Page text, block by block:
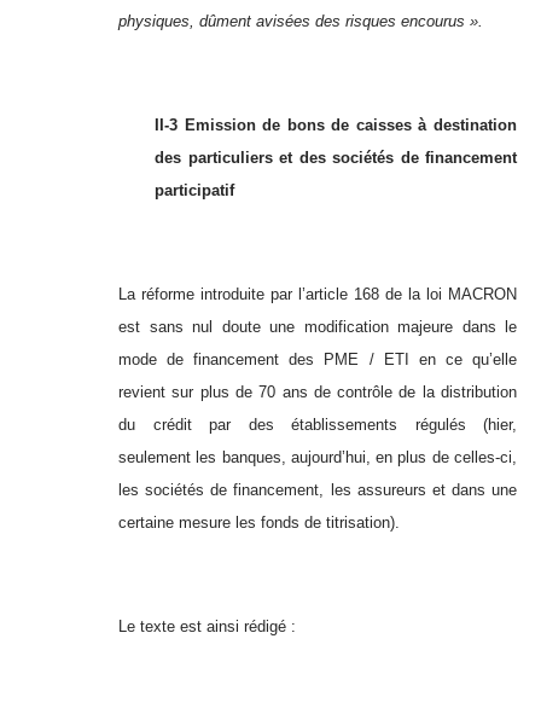
physiques, dûment avisées des risques encourus ».
II-3 Emission de bons de caisses à destination
des particuliers et des sociétés de financement
participatif
La réforme introduite par l’article 168 de la loi MACRON
est sans nul doute une modification majeure dans le
mode de financement des PME / ETI en ce qu’elle
revient sur plus de 70 ans de contrôle de la distribution
du crédit par des établissements régulés (hier,
seulement les banques, aujourd’hui, en plus de celles-ci,
les sociétés de financement, les assureurs et dans une
certaine mesure les fonds de titrisation).
Le texte est ainsi rédigé :